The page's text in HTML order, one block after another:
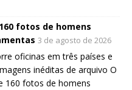
fotos de homens
3 de agosto de 2026
oficinas em três países e
inéditas de arquivo O
160 fotos de homens